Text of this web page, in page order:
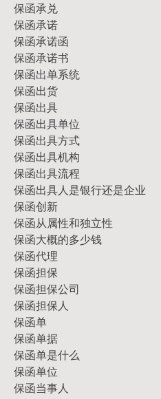
保函承兑
保函承诺
保函承诺函
保函承诺书
保函出单系统
保函出货
保函出具
保函出具单位
保函出具方式
保函出具机构
保函出具流程
保函出具人是银行还是企业
保函创新
保函从属性和独立性
保函大概的多少钱
保函代理
保函担保
保函担保公司
保函担保人
保函单
保函单据
保函单是什么
保函单位
保函当事人